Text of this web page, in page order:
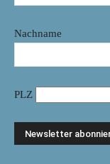
Nachname
PLZ